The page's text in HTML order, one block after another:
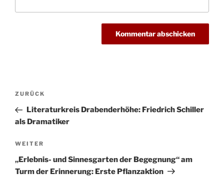
Beitragsnavigation
Vorheriger
Beitrag
ZURÜCK
Literaturkreis Drabenderhöhe: Friedrich Schiller
als Dramatiker
Nächster
Beitrag
WEITER
„Erlebnis- und Sinnesgarten der Begegnung“ am
Turm der Erinnerung: Erste Pflanzaktion